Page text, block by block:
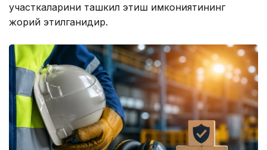
участкаларини ташкил этиш имкониятининг
жорий этилганидир.